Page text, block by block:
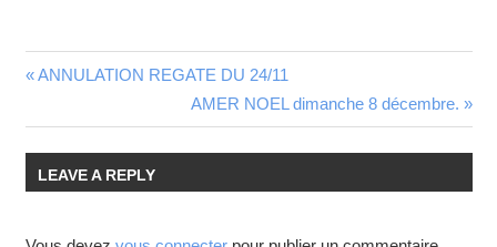
ANNULATION REGATE DU 24/11
AMER NOEL dimanche 8 décembre.
LEAVE A REPLY